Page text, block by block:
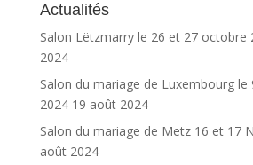
Actualités
Salon Lëtzmarry le 26 et 27 octobre
2024
Salon du mariage de Luxembourg
2024 19 août 2024
Salon du mariage de Metz 16 et 17
août 2024